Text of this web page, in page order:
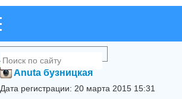
Anuta бузницкая
Дата регистрации: 20 марта 2015 15:31